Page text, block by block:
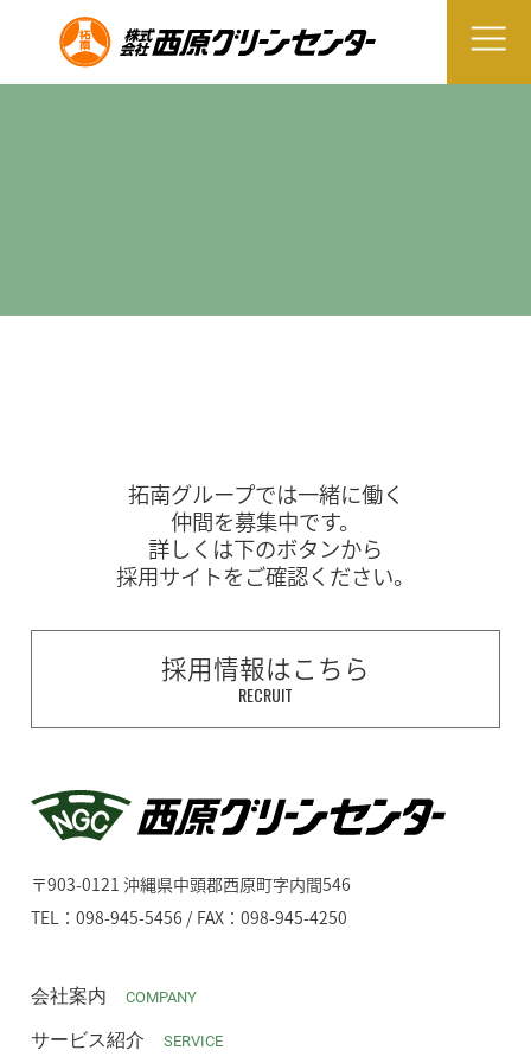
拓南グループでは一緒に働く
仲間を募集中です。
詳しくは下のボタンから
採用サイトをご確認ください。
採用情報はこちら
RECRUIT
〒903-0121 沖縄県中頭郡西原町字内間546
TEL：098-945-5456 / FAX：098-945-4250
会社案内 COMPANY
サービス紹介 SERVICE